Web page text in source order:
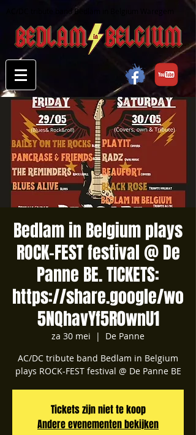
AC/DC tribute band Bedlam in Belgium Waregem
Bedlam in Belgium plays
ROCK-FEST festival @ De
Panne BE. TICKETS:
https://share.google/wo
5NQhavYf5R0wnU1
za 30 mei
  |
De Panne
AC/DC tribute band Bedlam in Belgium
plays ROCK-FEST festival @ De Panne BE
Tickets zijn niet te koop
Andere evenementen bekijken